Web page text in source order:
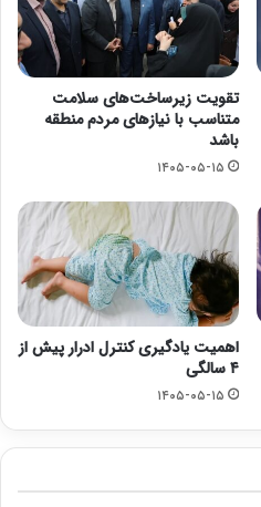
تقویت زیرساخت‌های سلامت
متناسب با نیازهای مردم منطقه
باشد
۱۴۰۵-۰۵-۱۵
اهمیت یادگیری کنترل ادرار پیش از
۴ سالگی
۱۴۰۵-۰۵-۱۵